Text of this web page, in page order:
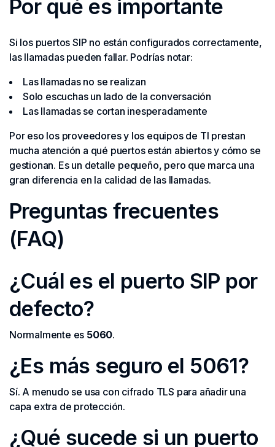
Por qué es importante
Si los puertos SIP no están configurados correctamente,
las llamadas pueden fallar. Podrías notar:
Las llamadas no se realizan
Solo escuchas un lado de la conversación
Las llamadas se cortan inesperadamente
Por eso los proveedores y los equipos de TI prestan
mucha atención a qué puertos están abiertos y cómo se
gestionan. Es un detalle pequeño, pero que marca una
gran diferencia en la calidad de las llamadas.
Preguntas frecuentes
(FAQ)
¿Cuál es el puerto SIP por
defecto?
Normalmente es 5060.
¿Es más seguro el 5061?
Sí. A menudo se usa con cifrado TLS para añadir una
capa extra de protección.
¿Qué sucede si un puerto